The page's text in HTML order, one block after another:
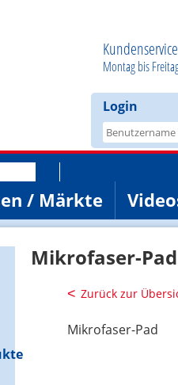
Kundenservice
Montag bis
Login
/ Märkte
Mikrofaser-
Zurück zur
Mikrofaser-Pad